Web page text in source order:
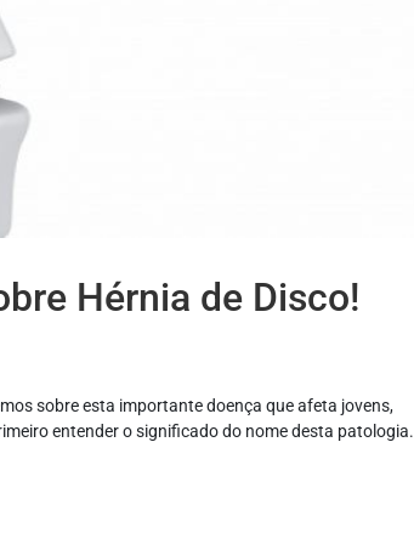
Hérnia de Disco!
sobre esta importante doença que afeta jovens,
entender o significado do nome desta patologia.